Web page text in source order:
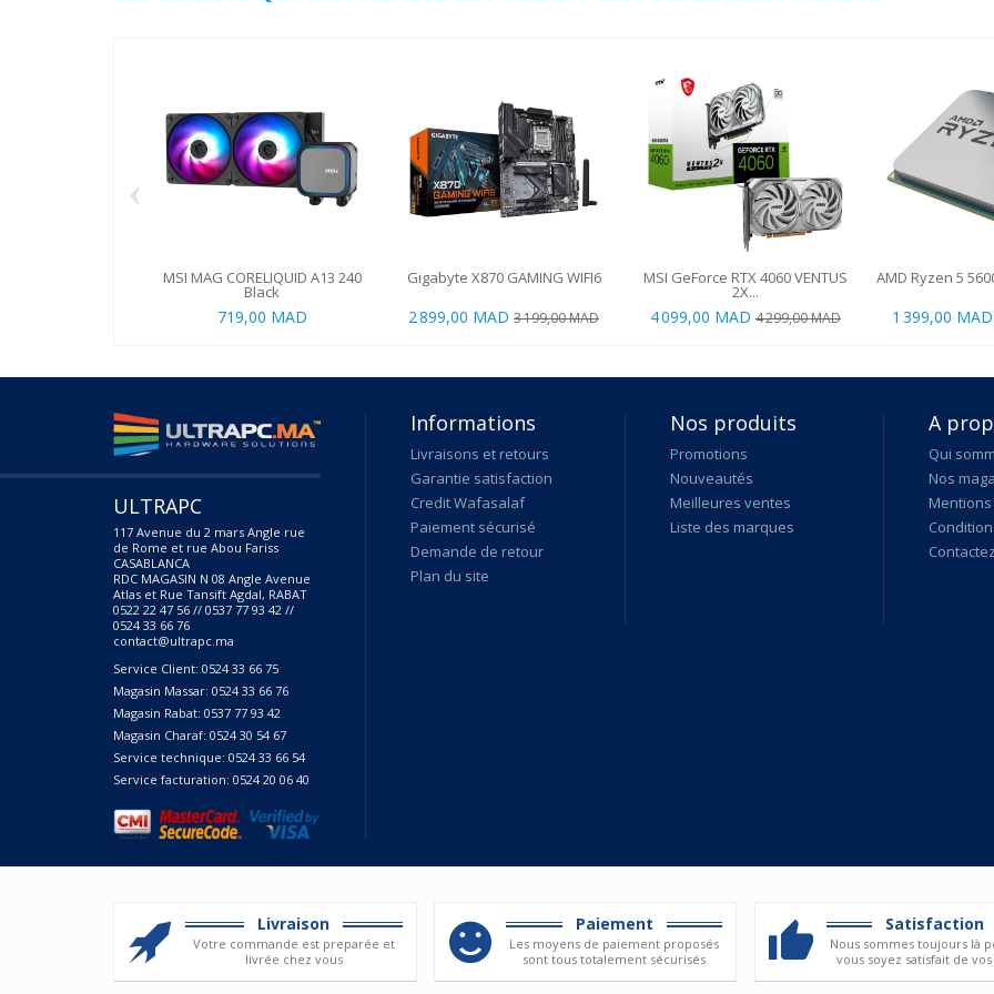
MSI MAG CORELIQUID A13 240
Black
719,00 MAD
Gigabyte X870 GAMING WIFI6
2 899,00 MAD 3 199,00 MAD
MSI GeForce RTX 4060 VENTUS
2X...
4 099,00 MAD 4 299,00 MAD
AMD Ryzen 5
1 399,00 MAD
‹
ULTRAPC
117 Avenue du 2 mars Angle rue
de Rome et rue Abou Fariss
CASABLANCA
RDC MAGASIN N 08 Angle Avenue
Atlas et Rue Tansift Agdal, RABAT
0522 22 47 56 // 0537 77 93 42 //
0524 33 66 76
contact@ultrapc.ma
Service Client: 0524 33 66 75
Magasin Massar: 0524 33 66 76
Magasin Rabat: 0537 77 93 42
Magasin Charaf: 0524 30 54 67
Service technique: 0524 33 66 54
Service facturation: 0524 20 06 40
Informations
Livraisons et retours
Garantie satisfaction
Credit Wafasalaf
Paiement sécurisé
Demande de retour
Plan du site
Nos produits
Promotions
Nouveautés
Meilleures ventes
Liste des marques
A
Qui
Nos
Livraison
Votre commande est preparée et
livrée chez vous
Paiement
Les moyens de paiement proposés
sont tous totalement sécurisés
Satisfaction
Nous sommes toujours là
vous soyez satisfait de